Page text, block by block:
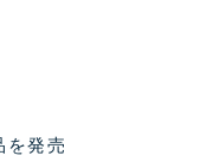
を発売